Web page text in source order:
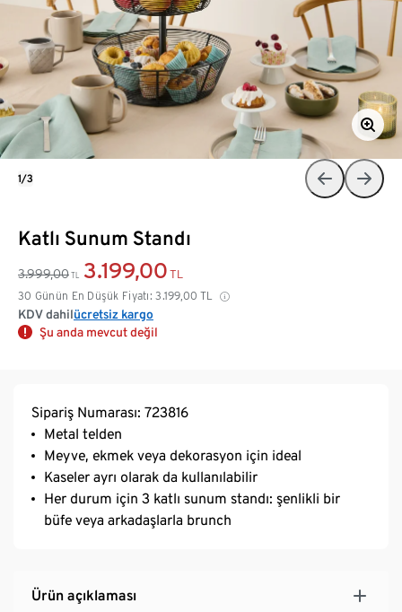
Katlı Sunum Standı
3.999,00 TL 3.199,00 TL
30 Günün En Düşük Fiyatı: 3.199,00 TL
KDV dahilücretsiz kargo
Şu anda mevcut değil
1/3
Sipariş Numarası: 723816
Metal telden
Meyve, ekmek veya dekorasyon için ideal
Kaseler ayrı olarak da kullanılabilir
Her durum için 3 katlı sunum standı: şenlikli bir
büfe veya arkadaşlarla brunch
Ürün açıklaması